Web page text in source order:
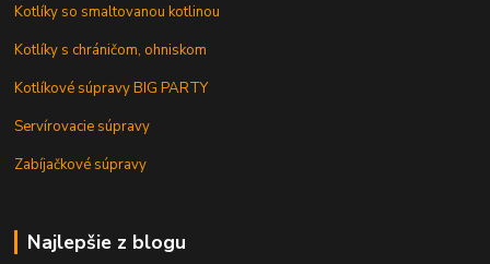
Kotlíky so smaltovanou kotlinou
Kotlíky s chráničom, ohniskom
Kotlíkové súpravy BIG PARTY
Servírovacie súpravy
Zabíjačkové súpravy
Najlepšie z blogu